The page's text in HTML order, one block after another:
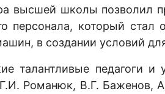
высшей школы позволил
персонала, который
в создании условий
талантливые педагоги
Романюк, В.Г.